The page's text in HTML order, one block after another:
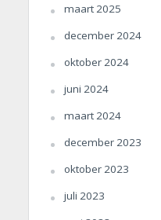
maart 2025
december 2024
oktober 2024
juni 2024
maart 2024
december 2023
oktober 2023
juli 2023